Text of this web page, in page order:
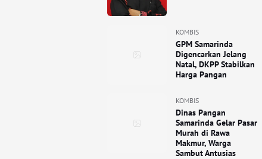
KOMBIS
GPM Samarinda
Digencarkan Jelang
Natal, DKPP Stabilkan
Harga Pangan
KOMBIS
Dinas Pangan
Samarinda Gelar Pasar
Murah di Rawa
Makmur, Warga
Sambut Antusias